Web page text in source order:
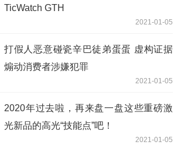
TicWatch GTH
2021-01-05
打假人恶意碰瓷辛巴徒弟蛋蛋 虚构证据
煽动消费者涉嫌犯罪
2021-01-05
2020年过去啦，再来盘一盘这些重磅激
光新品的高光“技能点”吧！
2021-01-05